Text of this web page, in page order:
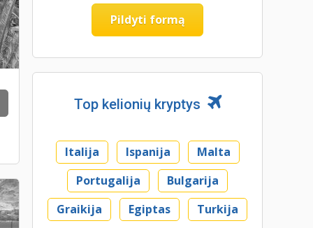
Pildyti formą
Top kelionių kryptys
Italija Ispanija
Malta
Portugalija
Bulgarija
Graikija
Egiptas Turkija